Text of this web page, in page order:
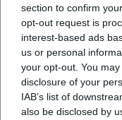
section to confirm
opt-out request is
interest-based ads
us or personal
your opt-out. You
disclosure of your
IAB’s list of
also be disclosed by